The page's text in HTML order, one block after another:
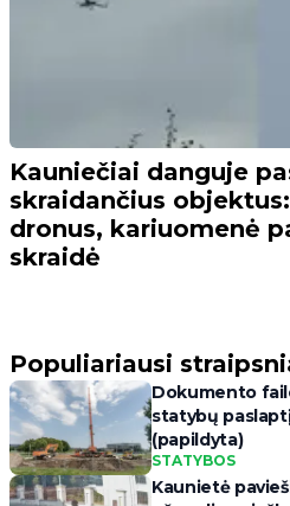
Kauniečiai danguje
skraidančius
dronus, kariuomenė
skraidė
Populiariausi
Dokumento
statybų
(papildyta)
STATYBOS
Kaunietė